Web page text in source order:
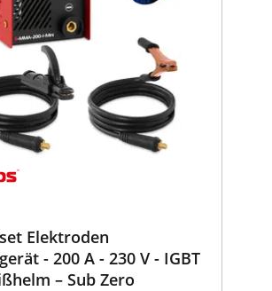
Elektroden
- 200 A - 230 V - IGBT
– Sub Zero